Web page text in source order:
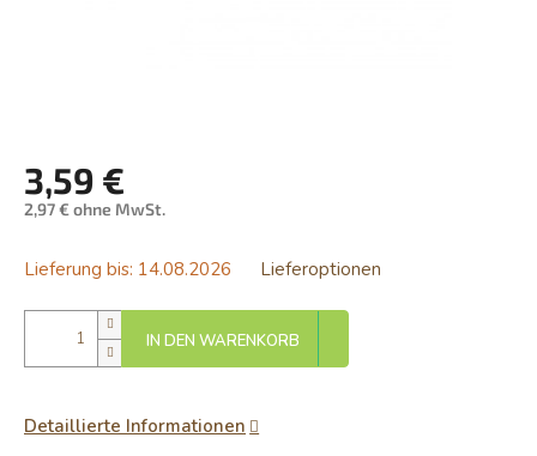
3,59 €
2,97 € ohne MwSt.
Lieferung bis: 14.08.2026 Lieferoptionen
IN DEN WARENKORB
Detaillierte Informationen